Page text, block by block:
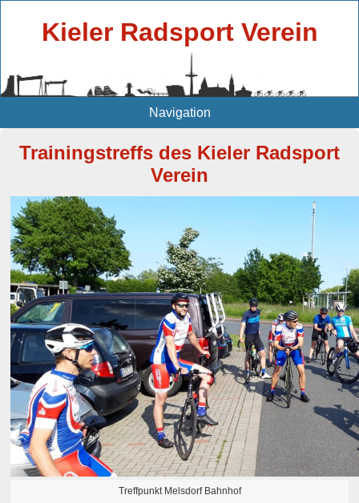
Kieler Radsport Verein
Navigation
Trainingstreffs des Kieler Radsport
Verein
Treffpunkt Melsdorf Bahnhof